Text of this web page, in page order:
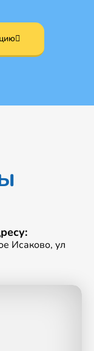
Исаково, ул